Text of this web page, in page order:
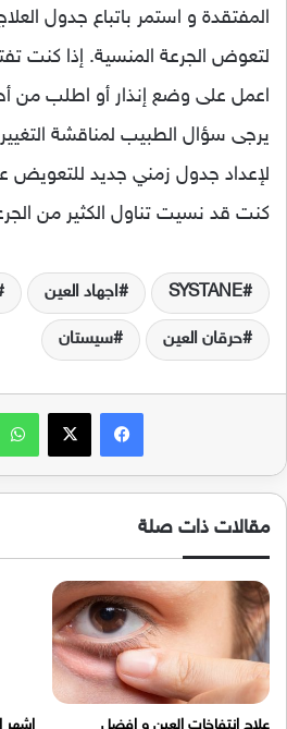
المفتقدة و استمر باتباع جدول
لتعوض الجرعة المنسية. إذا كنت
اعمل على وضع إنذار أو اطلب من
يرجى سؤال الطبيب لمناقشة
لإعداد جدول زمني جديد للتعويض
كنت قد نسيت تناول الكثير من
SYSTANE اجهاد العين
حرقان العين سيستان
فيسبوك‫X
مقالات ذات صلة
علاج انتفاخات العين و افضل